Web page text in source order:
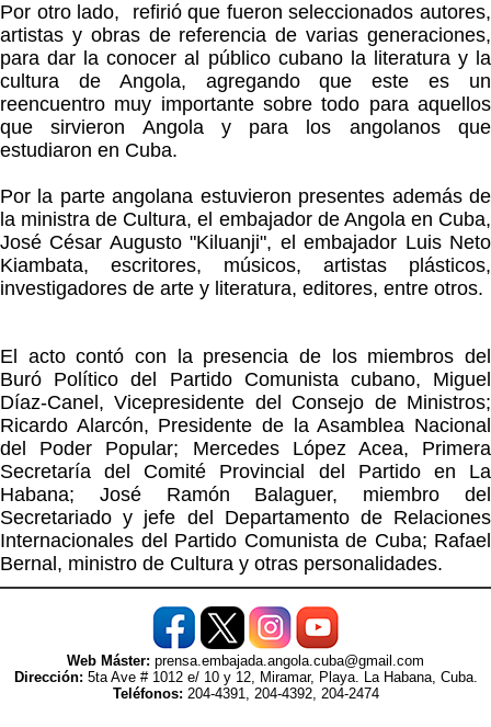
Por otro lado, refirió que fueron seleccionados autores,
artistas y obras de referencia de varias generaciones,
para dar la conocer al público cubano la literatura y la
cultura de Angola, agregando que este es un
reencuentro muy importante sobre todo para aquellos
que sirvieron Angola y para los angolanos que
estudiaron en Cuba.
Por la parte angolana estuvieron presentes además de
la ministra de Cultura, el embajador de Angola en Cuba,
José César Augusto "Kiluanji", el embajador Luis Neto
Kiambata, escritores, músicos, artistas plásticos,
investigadores de arte y literatura, editores, entre otros.
El acto contó con la presencia de los miembros del
Buró Político del Partido Comunista cubano, Miguel
Díaz-Canel, Vicepresidente del Consejo de Ministros;
Ricardo Alarcón, Presidente de la Asamblea Nacional
del Poder Popular; Mercedes López Acea, Primera
Secretaría del Comité Provincial del Partido en La
Habana; José Ramón Balaguer, miembro del
Secretariado y jefe del Departamento de Relaciones
Internacionales del Partido Comunista de Cuba; Rafael
Bernal, ministro de Cultura y otras personalidades.
Web Máster: prensa.embajada.angola.cuba@gmail.com
Dirección: 5ta Ave # 1012 e/ 10 y 12, Miramar, Playa. La Habana, Cuba.
Teléfonos: 204-4391, 204-4392, 204-2474